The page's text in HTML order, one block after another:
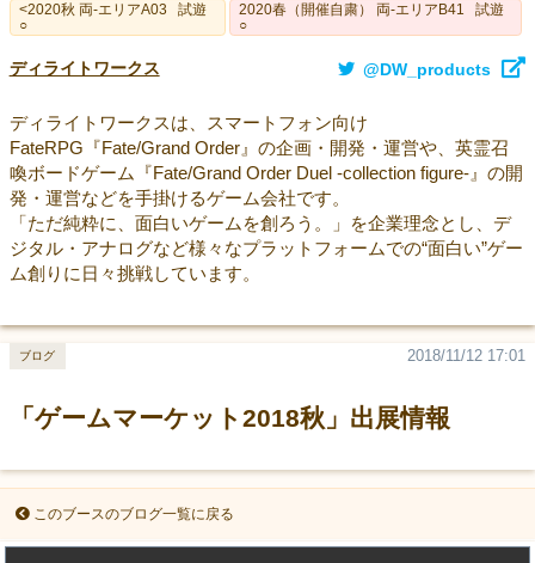
<2020秋 両-エリアA03
試遊
○
2020春（開催自粛） 両-エリアB41
試遊
○
ディライトワークス @DW_products
ディライトワークスは、スマートフォン向け
FateRPG『Fate/Grand Order』の企画・開発・運営や、英霊召
喚ボードゲーム『Fate/Grand Order Duel -collection figure-』の開
発・運営などを手掛けるゲーム会社です。
「ただ純粋に、面白いゲームを創ろう。」を企業理念とし、デ
ジタル・アナログなど様々なプラットフォームでの“面白い”ゲー
ム創りに日々挑戦しています。
「ゲームマーケット2018秋」出展情報
2018/11/12 17:01
ブログ
このブースのブログ一覧に戻る